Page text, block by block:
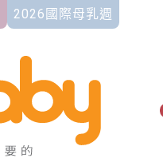
2026國際母乳週